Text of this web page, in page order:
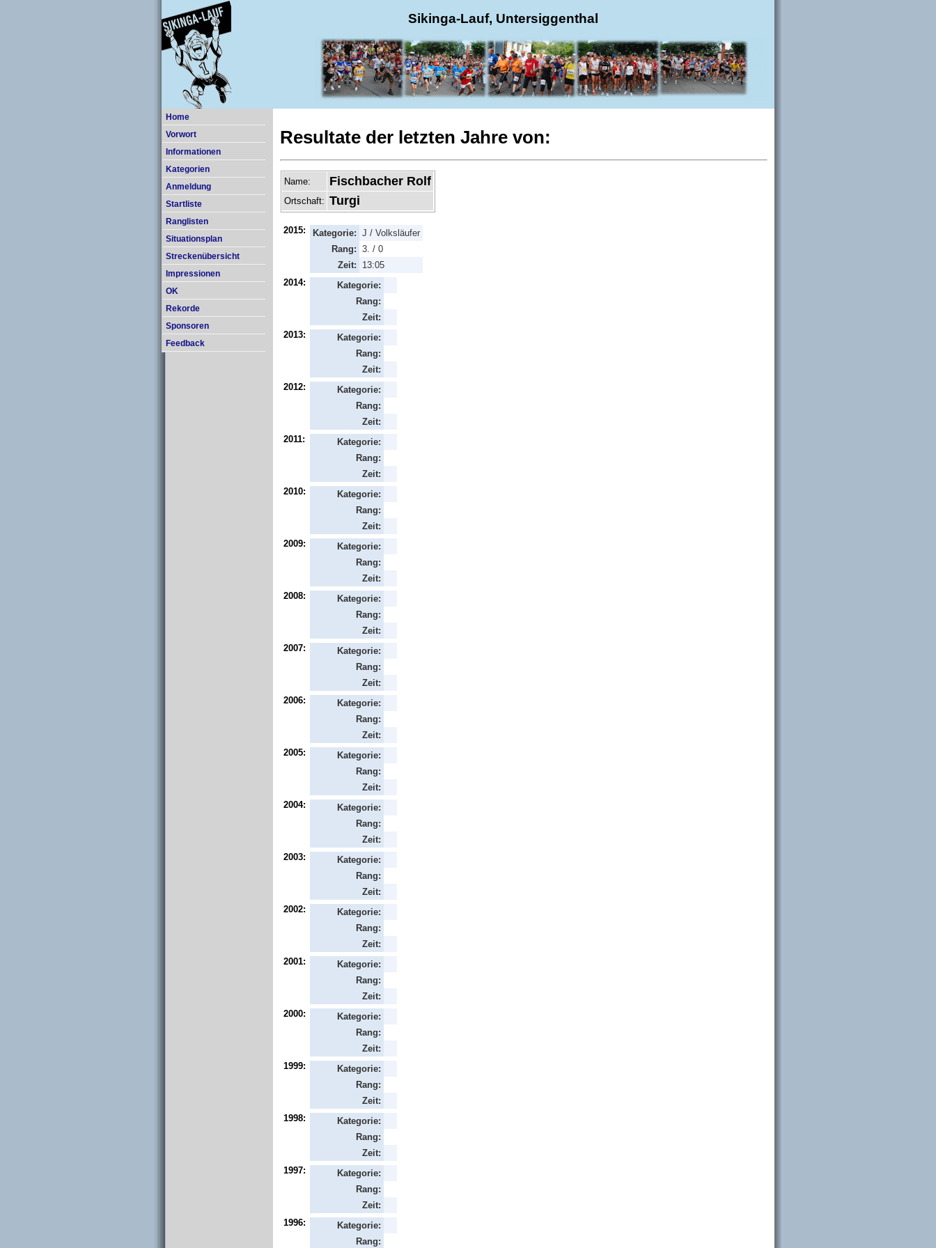
Sikinga-Lauf, Untersiggenthal
Home
Vorwort
Informationen
Kategorien
Anmeldung
Startliste
Ranglisten
Situationsplan
Streckenübersicht
Impressionen
OK
Rekorde
Sponsoren
Feedback
Resultate der letzten Jahre von:
Name: Fischbacher Rolf
Ortschaft: Turgi
2015: Kategorie: J / Volksläufer
Rang: 3. / 0
Zeit:
13:05
2014:
Kategorie:
Rang:
Zeit:
2013:
Kategorie:
Rang:
Zeit:
2012:
Kategorie:
Rang:
Zeit:
2011:
Kategorie:
Rang:
Zeit:
2010:
Kategorie:
Rang:
Zeit:
2009:
Kategorie:
Rang:
Zeit:
2008:
Kategorie:
Rang:
Zeit:
2007:
Kategorie:
Rang:
Zeit:
2006:
Kategorie:
Rang:
Zeit:
2005:
Kategorie:
Rang:
Zeit:
2004:
Kategorie:
Rang:
Zeit:
2003:
Kategorie:
Rang:
Zeit:
2002:
Kategorie:
Rang:
Zeit:
2001:
Kategorie:
Rang:
Zeit:
2000:
Kategorie:
Rang:
Zeit:
1999:
Kategorie:
Rang:
Zeit:
1998:
Kategorie:
Rang:
Zeit:
1997:
Kategorie:
Rang:
Zeit:
1996:
Kategorie:
Rang: